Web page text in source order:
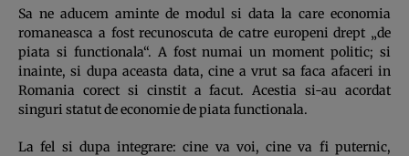
Sa ne aducem aminte de modul si data la care economia
romaneasca a fost recunoscuta de catre europeni drept „de
piata si functionala“. A fost numai un moment politic; si
inainte, si dupa aceasta data, cine a vrut sa faca afaceri in
Romania corect si cinstit a facut. Acestia si-au acordat
singuri statut de economie de piata functionala.
La fel si dupa integrare: cine va voi, cine va fi puternic,